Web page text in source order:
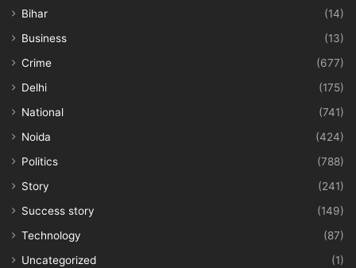
Bihar
(14)
Business
(13)
Crime
(677)
Delhi
(175)
National
(741)
Noida
(424)
Politics
(788)
Story
(241)
Success story
(149)
Technology
(87)
Uncategorized
(1)